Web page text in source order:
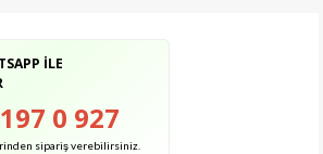
İLE
0 927
sipariş verebilirsiniz.